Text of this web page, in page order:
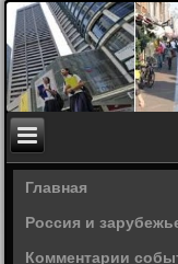
Главная
Россия и
Комментарии